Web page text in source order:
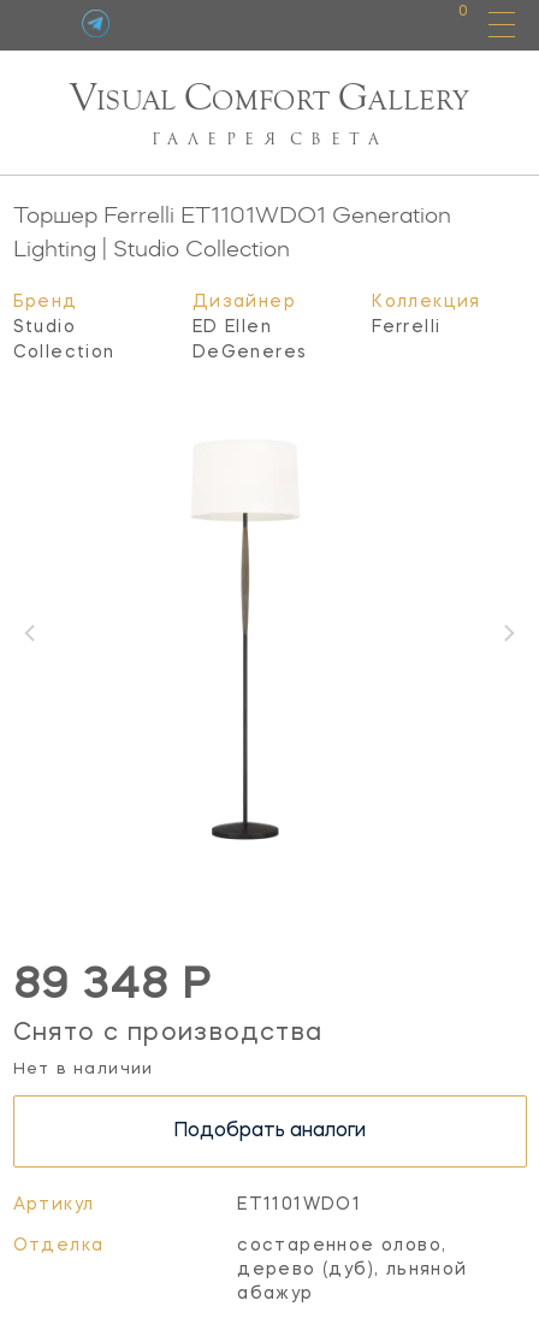
0
VISUAL COMFORT GALLERY
ГАЛЕРЕЯ СВЕТА
Торшер Ferrelli ET1101WDO1 Generation
Lighting | Studio Collection
Бренд
Studio
Collection
Дизайнер
ED Ellen
DeGeneres
Коллекция
Ferrelli
89 348 Р
Снято с производства
Нет в наличии
Подобрать аналоги
Артикул ET1101WDO1
Отделка
состаренное олово,
дерево (дуб), льняной
абажур